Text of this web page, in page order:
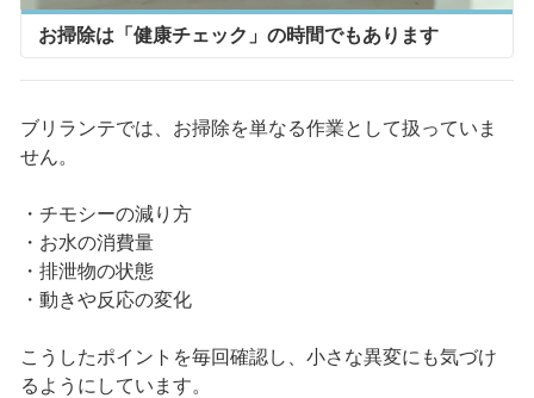
お掃除は「健康チェック」の時間でもあります
ブリランテでは、お掃除を単なる作業として扱っていま
せん。
・チモシーの減り方
・お水の消費量
・排泄物の状態
・動きや反応の変化
こうしたポイントを毎回確認し、小さな異変にも気づけ
るようにしています。